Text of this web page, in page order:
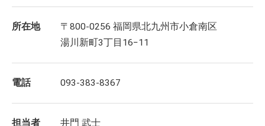
所在地
〒800-0256 福岡県北九州市小倉南区
湯川新町3丁目16−11
電話 093-383-8367
担当者 井門 武士